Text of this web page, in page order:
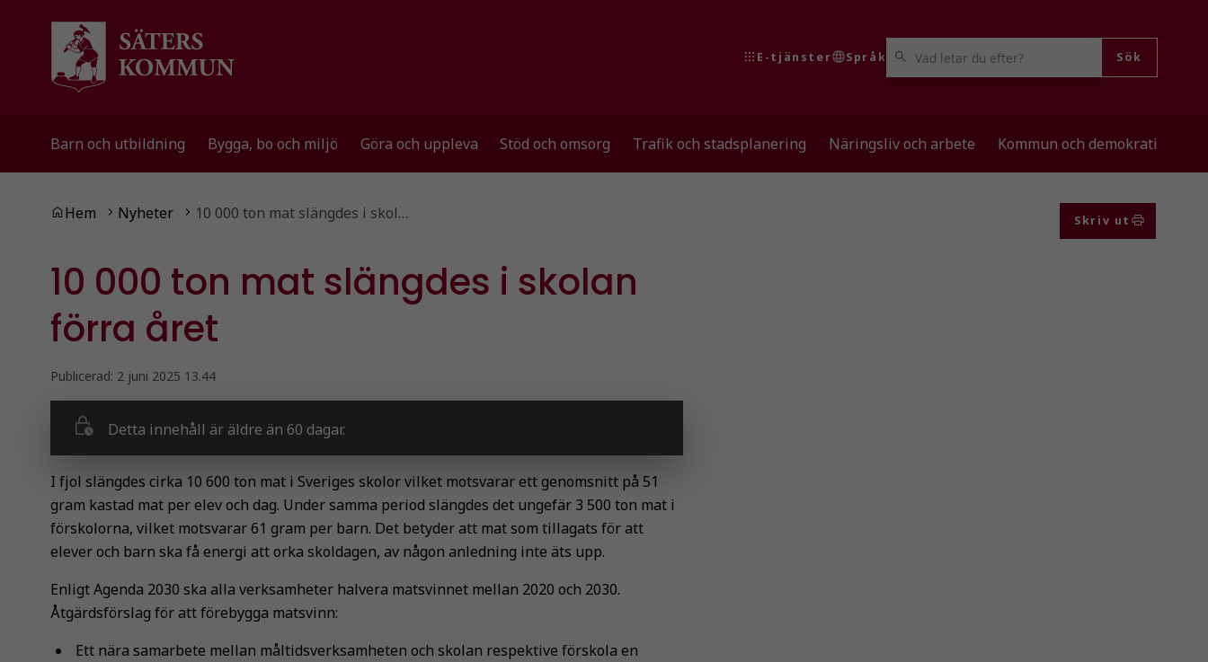
E-tjänster Språk
VAD LETAR DU EFTER?
Sök
Barn och utbildning Bygga, bo och miljö Göra och uppleva Stöd och omsorg Trafik och stadsplanering Näringsliv och arbete Kommun och demokrati
Du är här:
Hem Nyheter 10 000 ton mat slängdes i skol… Skriv ut
10 000 ton mat slängdes i skolan
förra året
Publicerad: 2 juni 2025 13.44
Detta innehåll är äldre än 60 dagar.
I fjol slängdes cirka 10 600 ton mat i Sveriges skolor vilket motsvarar ett genomsnitt på 51
gram kastad mat per elev och dag. Under samma period slängdes det ungefär 3 500 ton mat i
förskolorna, vilket motsvarar 61 gram per barn. Det betyder att mat som tillagats för att
elever och barn ska få energi att orka skoldagen, av någon anledning inte äts upp.
Enligt Agenda 2030 ska alla verksamheter halvera matsvinnet mellan 2020 och 2030.
Åtgärdsförslag för att förebygga matsvinn:
Ett nära samarbete mellan måltidsverksamheten och skolan respektive förskola en